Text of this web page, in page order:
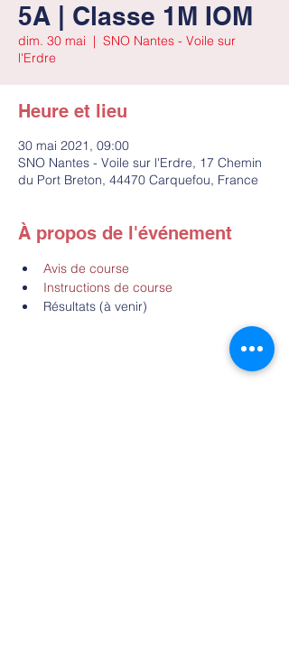
5A | Classe 1M IOM
dim. 30 mai
  |
SNO Nantes - Voile sur
l'Erdre
Heure et lieu
30 mai 2021, 09:00
SNO Nantes - Voile sur l'Erdre, 17 Chemin
du Port Breton, 44470 Carquefou, France
À propos de l'événement
Avis de course
Instructions de course
Résultats (à venir)